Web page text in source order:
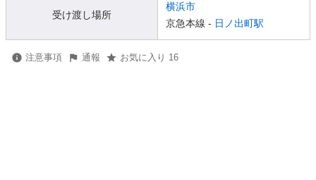
受け渡し場所
横浜市
京急本線 - 日ノ出町駅
注意事項 通報 お気に入り 16